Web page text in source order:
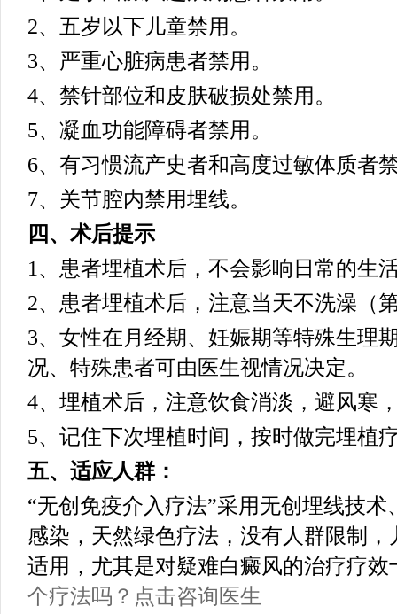
2、五岁以下儿童禁用。
3、严重心脏病患者禁用。
4、禁针部位和皮肤破损处禁用。
5、凝血功能障碍者禁用。
6、有习惯流产史者和高度过敏体质者
7、关节腔内禁用埋线。
四、术后提示
1、患者埋植术后，不会影响日常的生
2、患者埋植术后，注意当天不洗澡（
3、女性在月经期、妊娠期等特殊生理
况、特殊患者可由医生视情况决定。
4、埋植术后，注意饮食消淡，避风寒
5、记住下次埋植时间，按时做完埋植
五、适应人群：
“无创免疫介入疗法”采用无创埋线技
感染，天然绿色疗法，没有人群限制
适用，尤其是对疑难白癜风的治疗疗效
个疗法吗？点击咨询医生